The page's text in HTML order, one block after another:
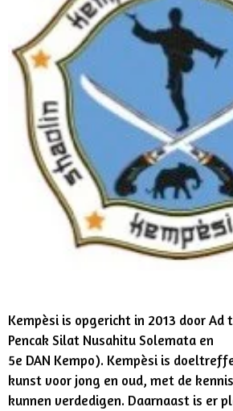
Kempèsi is opgericht in 2013 door Ad
Pencak Silat Nusahitu Solemata en
5e DAN Kempo). Kempèsi is
kunst voor jong en oud, met de
kunnen verdedigen. Daarnaast is er